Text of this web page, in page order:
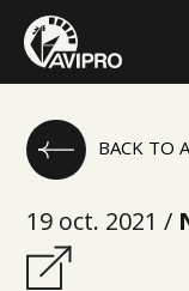
19 oct. 2021 /
BACK TO